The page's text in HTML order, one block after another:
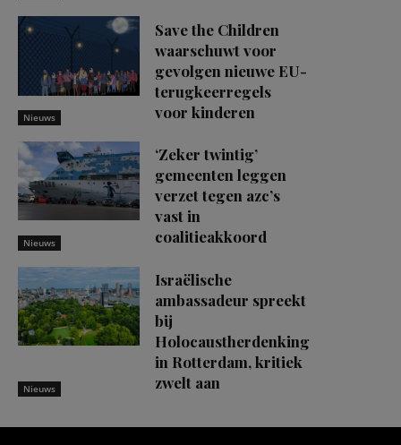
Nieuws
Save the Children
waarschuwt voor
gevolgen nieuwe EU-
terugkeerregels
voor kinderen
Nieuws
‘Zeker twintig’
gemeenten leggen
verzet tegen azc’s
vast in
coalitieakkoord
Nieuws
Israëlische
ambassadeur spreekt
bij
Holocaustherdenking
in Rotterdam, kritiek
zwelt aan